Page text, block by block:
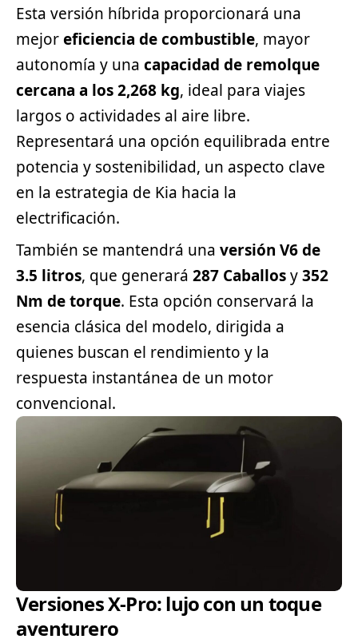
Esta versión híbrida proporcionará una
mejoreficiencia de combustible, mayor
autonomía y una capacidad de remolque
cercana a los 2,268 kg, ideal para viajes
largos o actividades al aire libre.
Representará una opción equilibrada entre
potencia y sostenibilidad, un aspecto clave
en la estrategia de Kia hacia la
electrificación.
También se mantendrá una versión V6 de
3.5 litros, que generará 287 Caballosy352
Nm de torque. Esta opción conservará la
esencia clásica del modelo, dirigida a
quienes buscan el rendimiento y la
respuesta instantánea de un motor
convencional.
Versiones X-Pro: lujo con un toque
aventurero